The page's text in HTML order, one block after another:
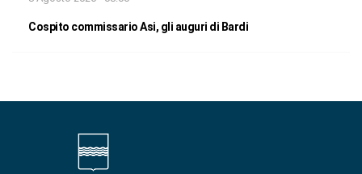
Cospito commissario Asi, gli auguri di Bardi